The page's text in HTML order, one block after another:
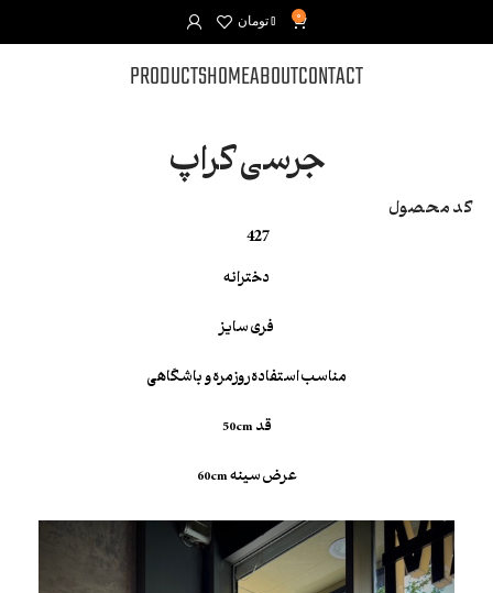
0
0 تومان
CONTACT
ABOUT
HOME
PRODUCTS
جرسی کراپ
کد محصول
427
دخترانه
فری سایز
مناسب استفاده روزمره و باشگاهی
قد 50cm
عرض سینه 60cm